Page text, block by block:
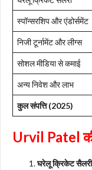
स्पॉन्सरशिप और एंडोर्समेंट
निजी टूर्नामेंट और लीग्स
सोशल मीडिया से कमाई
अन्य निवेश और लाभ
कुल संपत्ति (2025)
Urvil Patel
घरेलू क्रिकेट